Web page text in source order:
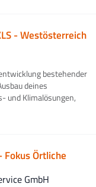
- Westösterreich
bestehender
deines
und Klimalösungen,
Örtliche
GmbH